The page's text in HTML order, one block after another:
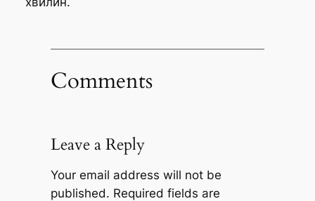
Comments
Leave a Reply
Your email address will not be
published. Required fields are